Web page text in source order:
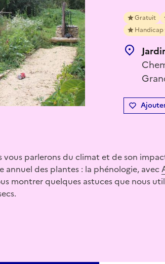
Gratuit
Handicap
vous parlerons du climat et de son
des plantes : la phénologie, avec
montrer quelques astuces que nous